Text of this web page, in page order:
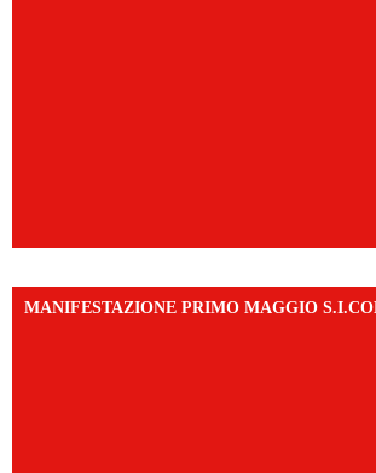
MANIFESTAZIONE PRIMO MAGGIO